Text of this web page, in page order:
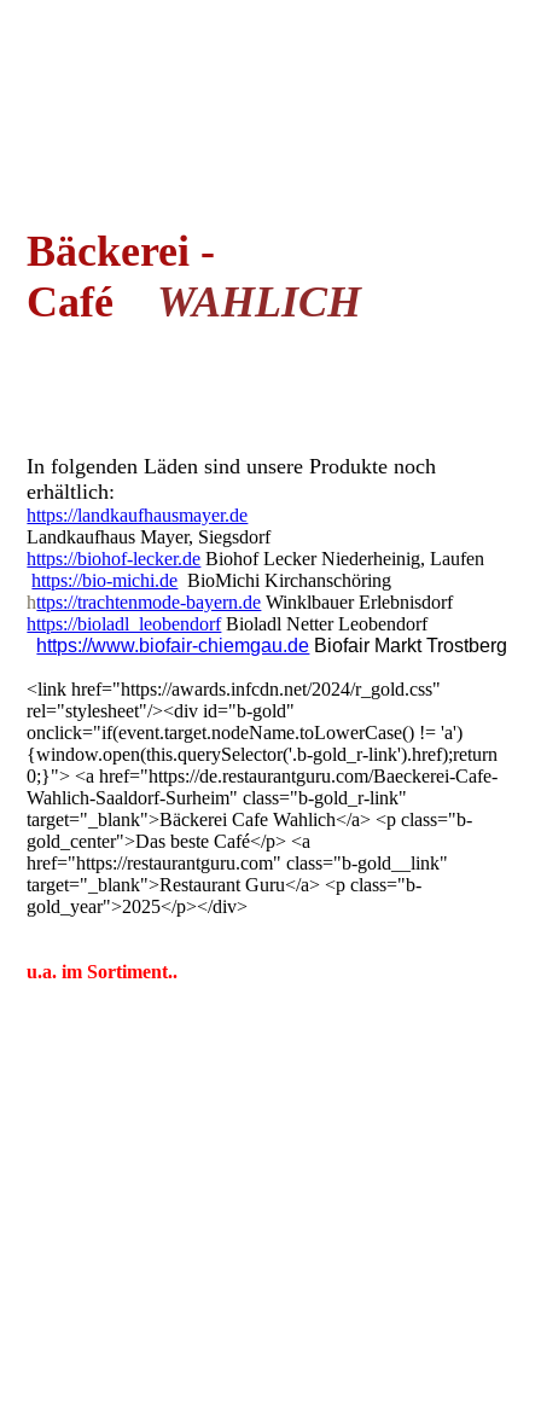
Bäckerei -
Café
WAHLICH
In folgenden Läden sind unsere Produkte noch
erhältlich:
https://landkaufhausmayer.de
Landkaufhaus Mayer, Siegsdorf
https://biohof-lecker.de Biohof Lecker Niederheinig, Laufen
https://bio-michi.de BioMichi Kirchanschöring
https://trachtenmode-bayern.de Winklbauer Erlebnisdorf
https://bioladl_leobendorfBioladl Netter Leobendorf
https://www.biofair-chiemgau.de Biofair Markt Trostberg
<link href="https://awards.infcdn.net/2024/r_gold.css"
rel="stylesheet"/><div id="b-gold"
onclick="if(event.target.nodeName.toLowerCase() != 'a')
{window.open(this.querySelector('.b-gold_r-link').href);return
0;}"> <a href="https://de.restaurantguru.com/Baeckerei-Cafe-
Wahlich-Saaldorf-Surheim" class="b-gold_r-link"
target="_blank">Bäckerei Cafe Wahlich</a> <p class="b-
gold_center">Das beste Café</p> <a
href="https://restaurantguru.com" class="b-gold__link"
target="_blank">Restaurant Guru</a> <p class="b-
gold_year">2025</p></div>
u.a. im Sortiment..